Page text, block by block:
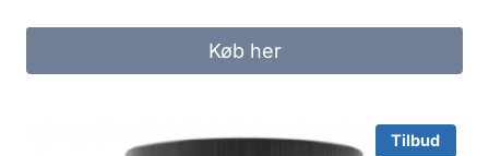
Køb her
Tilbud